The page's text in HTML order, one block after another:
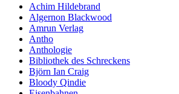
Achim Hildebrand
Algernon Blackwood
Amrun Verlag
Antho
Anthologie
Bibliothek des Schreckens
Björn Ian Craig
Bloody Qindie